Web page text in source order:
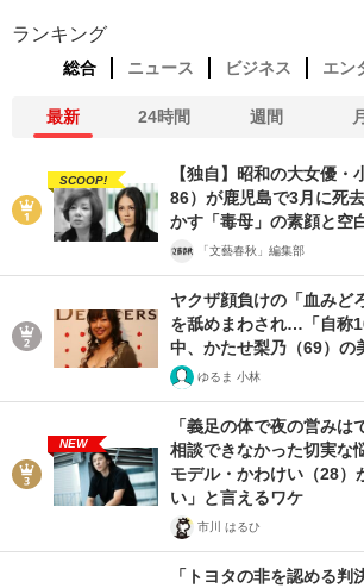
ランキング
総合 ニュース ビジネス エン
最新 24時間 週間
SCOOP!
【独自】昭和の大女優・
86）が鹿児島で3月に死
かす「毒母」の素顔と空
「文藝春秋」編集部
ヤクザ顔負けの「血みど
を舐めまわされ…「自称
中、かたせ梨乃（69）の
ゆるま 小林
NEW
「義足の体で夜の営みは
相談できなかった切実な
モデル・かわけい（28）
い」と言えるワケ
市川 はるひ
「トヨタの非を認める判